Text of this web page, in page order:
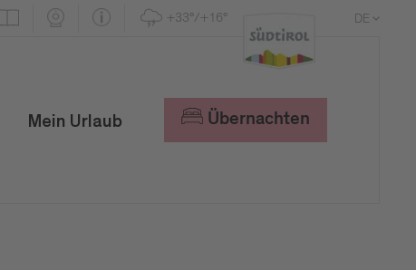
+33°/+16° DE
Mein Urlaub Übernachten